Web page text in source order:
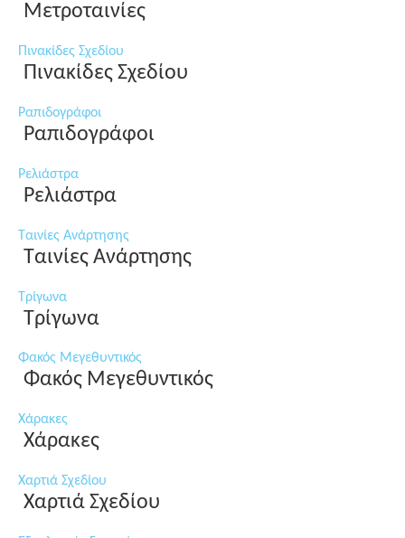
Μετροταινίες
Πινακίδες Σχεδίου
Πινακίδες Σχεδίου
Ραπιδογράφοι
Ραπιδογράφοι
Ρελιάστρα
Ρελιάστρα
Ταινίες Ανάρτησης
Ταινίες Ανάρτησης
Τρίγωνα
Τρίγωνα
Φακός Μεγεθυντικός
Φακός Μεγεθυντικός
Χάρακες
Χάρακες
Χαρτιά Σχεδίου
Χαρτιά Σχεδίου